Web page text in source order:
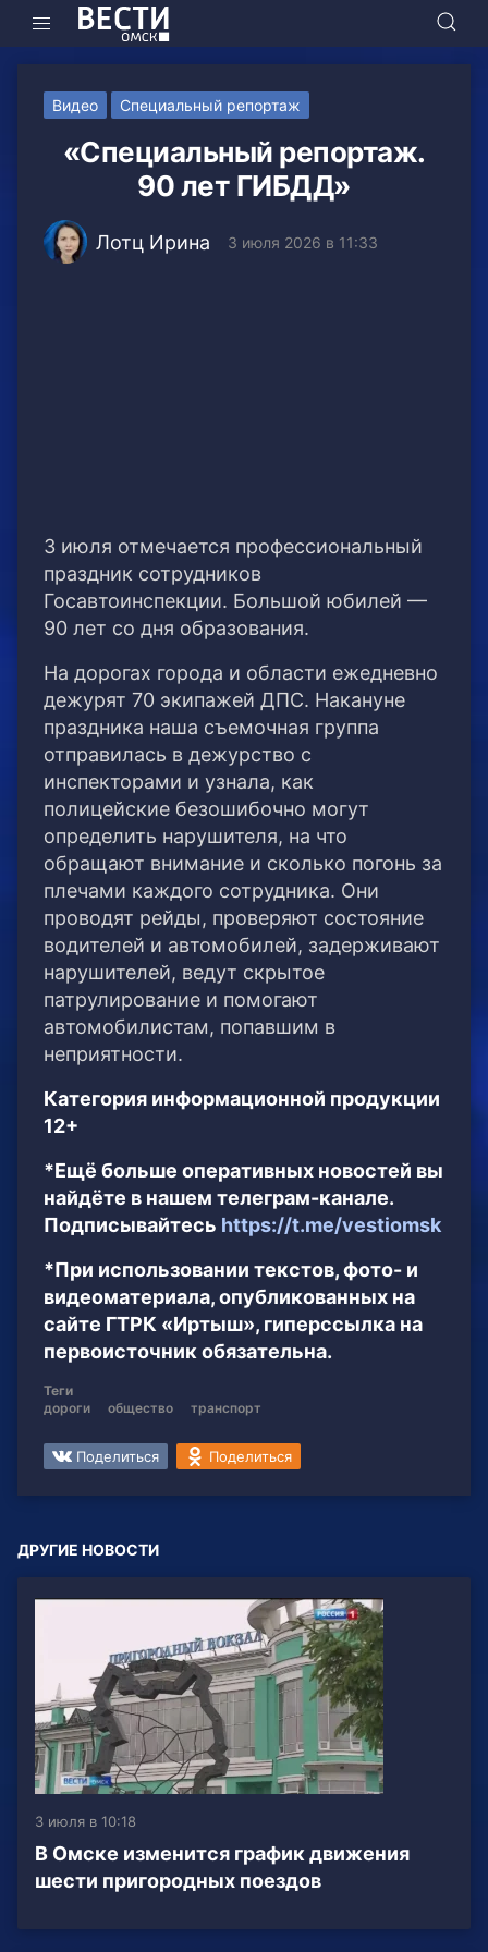
Видео Специальный репортаж
«Специальный репортаж.
90 лет ГИБДД»
Лотц Ирина 3 июля 2026 в 11:33
3 июля отмечается профессиональный
праздник сотрудников
Госавтоинспекции. Большой юбилей —
90 лет со дня образования.
На дорогах города и области ежедневно
дежурят 70 экипажей ДПС. Накануне
праздника наша съемочная группа
отправилась в дежурство с
инспекторами и узнала, как
полицейские безошибочно могут
определить нарушителя, на что
обращают внимание и сколько погонь за
плечами каждого сотрудника. Они
проводят рейды, проверяют состояние
водителей и автомобилей, задерживают
нарушителей, ведут скрытое
патрулирование и помогают
автомобилистам, попавшим в
неприятности.
Категория информационной продукции
12+
*Ещё больше оперативных новостей вы
найдёте в нашем телеграм-канале.
Подписывайтесь https://t.me/vestiomsk
*При использовании текстов, фото- и
видеоматериала, опубликованных на
сайте ГТРК «Иртыш», гиперссылка на
первоисточник обязательна.
Теги
дороги
общество транспорт
Поделиться Поделиться
ДРУГИЕ НОВОСТИ
3 июля в 10:18
В Омске изменится график движения
шести пригородных поездов